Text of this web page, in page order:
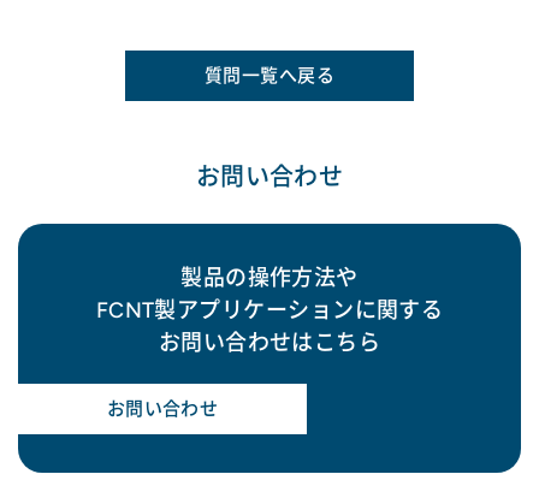
質問一覧へ戻る
お問い合わせ
製品の操作方法や
FCNT製アプリケーションに関する
お問い合わせはこちら
お問い合わせ